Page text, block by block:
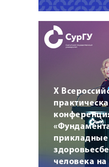
X
человека